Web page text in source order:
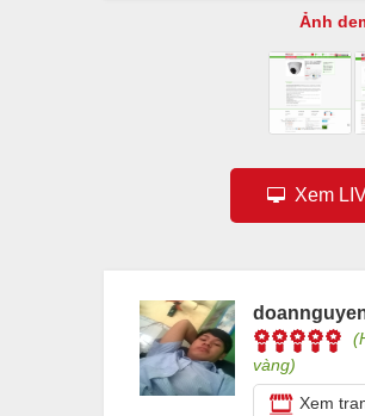
Ảnh
Xem
vàng)
Xem